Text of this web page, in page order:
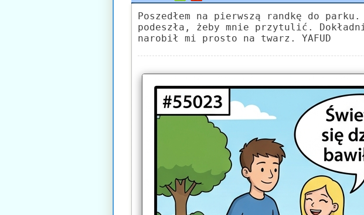
Poszedłem na pierwszą randkę do
podeszła, żeby mnie przytulić.
narobił mi prosto na twarz. YAFUD